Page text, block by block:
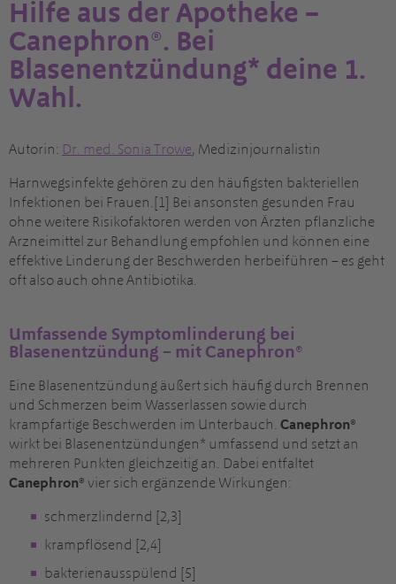
Hilfe aus der Apotheke –
Canephron®. Bei
Blasenentzündung* deine 1.
Wahl.
Autorin: Dr. med. Sonia Trowe, Medizinjournalistin
Harnwegsinfekte gehören zu den häufigsten bakteriellen
Infektionen bei Frauen.[1] Bei ansonsten gesunden Frau
ohne weitere Risikofaktoren werden von Ärzten pflanzliche
Arzneimittel zur Behandlung empfohlen und können eine
effektive Linderung der Beschwerden herbeiführen – es geht
oft also auch ohne Antibiotika.
Umfassende Symptomlinderung bei
Blasenentzündung – mit Canephron®
Eine Blasenentzündung äußert sich häufig durch Brennen
und Schmerzen beim Wasserlassen sowie durch
krampfartige Beschwerden im Unterbauch. Canephron®
wirkt bei Blasenentzündungen* umfassend und setzt an
mehreren Punkten gleichzeitig an. Dabei entfaltet
Canephron® vier sich ergänzende Wirkungen:
schmerzlindernd [2,3]
krampflösend [2,4]
bakterienausspülend [5]